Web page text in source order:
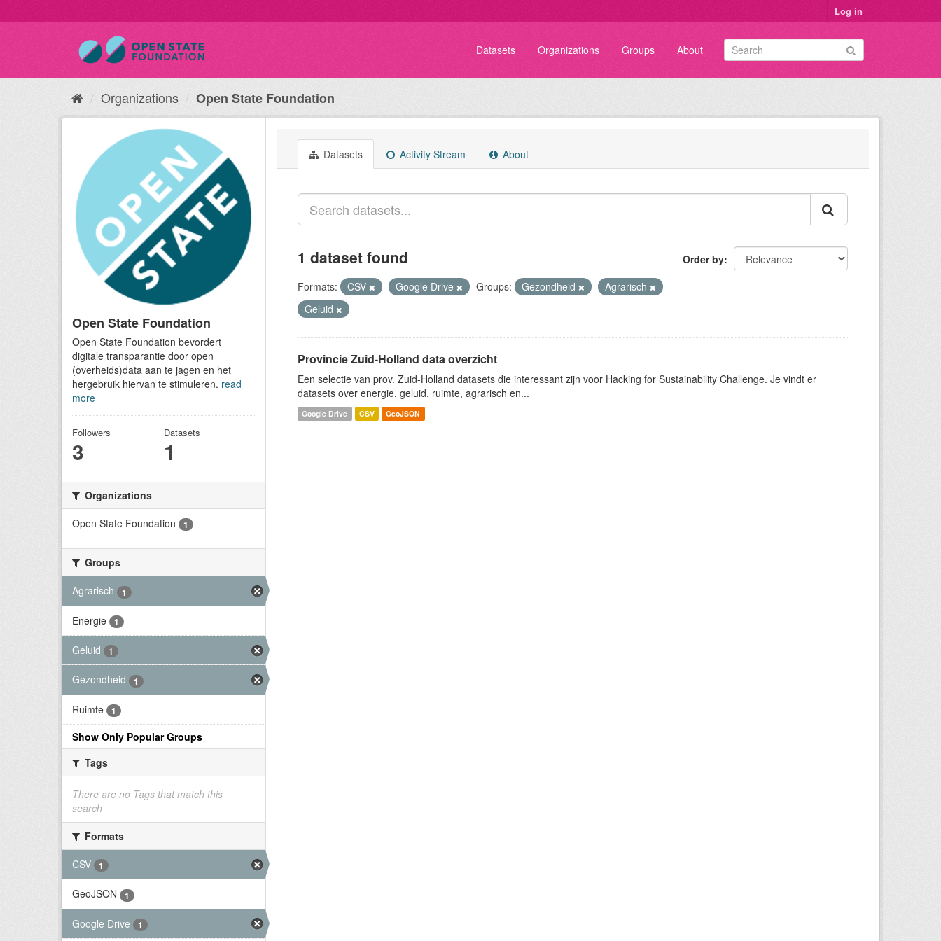
Log in
Datasets Organizations Groups About
Organizations Open State Foundation
Open State Foundation
Open State Foundation bevordert
digitale transparantie door open
(overheids)data aan te jagen en het
hergebruik hiervan te stimuleren. read
more
Followers
3
Datasets
1
Organizations
Open State Foundation
1
Groups
Agrarisch
1
Energie 1
Geluid 1
Gezondheid 1
Ruimte 1
Show Only Popular Groups
Tags
There are no Tags that match this
search
Formats
CSV
1
GeoJSON 1
Google Drive 1
Datasets Activity Stream About
Order by
1 dataset found
Formats: CSV Google Drive Groups: Gezondheid
Agrarisch
Geluid
Provincie Zuid-Holland data overzicht
Een selectie van prov. Zuid-Holland datasets die interessant zijn voor Hacking for Sustainability Challenge. Je vindt er
datasets over energie, geluid, ruimte, agrarisch en...
Google Drive CSV GeoJSON